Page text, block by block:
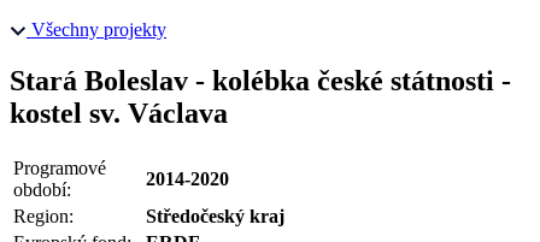
Všechny projekty
Stará Boleslav - kolébka české státnosti -
kostel sv. Václava
Programové
období:
2014-2020
Region:
Středočeský kraj